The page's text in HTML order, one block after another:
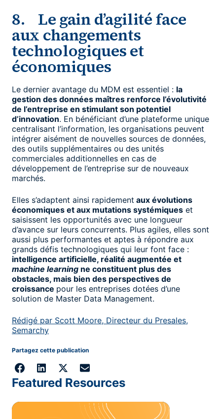
8. Le gain d’agilité face
aux changements
technologiques et
économiques
Le dernier avantage du MDM est essentiel : la
gestion des données maîtres renforce l’évolutivité
de l’entreprise en stimulant son potentiel
d’innovation. En bénéficiant d’une plateforme unique
centralisant l’information, les organisations peuvent
intégrer aisément de nouvelles sources de données,
des outils supplémentaires ou des unités
commerciales additionnelles en cas de
développement de l’entreprise sur de nouveaux
marchés.
Elles s’adaptent ainsi rapidement aux évolutions
économiques et aux mutations systémiques et
saisissent les opportunités avec une longueur
d’avance sur leurs concurrents. Plus agiles, elles sont
aussi plus performantes et aptes à répondre aux
grands défis technologiques qui leur font face :
intelligence artificielle, réalité augmentée et
machine learning ne constituent plus des
obstacles, mais bien des perspectives de
croissance pour les entreprises dotées d’une
solution de Master Data Management.
Rédigé par Scott Moore, Directeur du Presales,
Semarchy
Partagez cette publication
Featured Resources